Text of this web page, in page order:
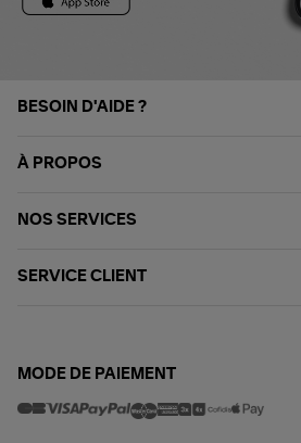
BESOIN D'AIDE ?
À PROPOS
NOS SERVICES
SERVICE CLIENT
MODE DE PAIEMENT